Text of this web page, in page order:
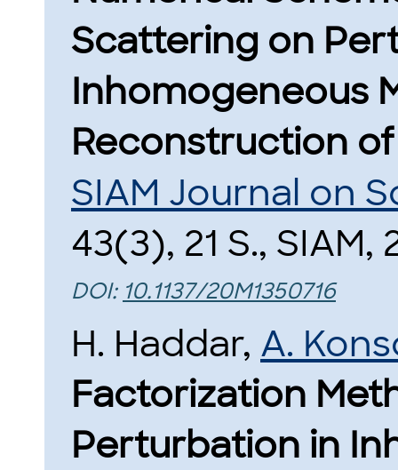
Scattering on
Inhomogeneous
Reconstruction
SIAM Journal on
43(3), 21 S., SIAM,
DOI: 10.1137/20M1350716
H. Haddar, A.
Factorization
Perturbation in